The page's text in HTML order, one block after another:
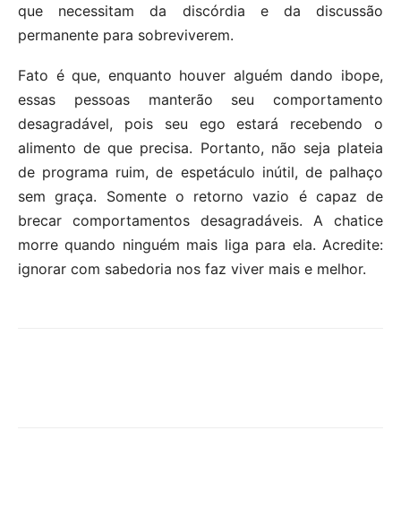
que necessitam da discórdia e da discussão
permanente para sobreviverem.
Fato é que, enquanto houver alguém dando ibope,
essas pessoas manterão seu comportamento
desagradável, pois seu ego estará recebendo o
alimento de que precisa. Portanto, não seja plateia
de programa ruim, de espetáculo inútil, de palhaço
sem graça. Somente o retorno vazio é capaz de
brecar comportamentos desagradáveis. A chatice
morre quando ninguém mais liga para ela. Acredite:
ignorar com sabedoria nos faz viver mais e melhor.